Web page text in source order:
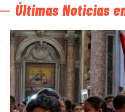
Últimas Noticias